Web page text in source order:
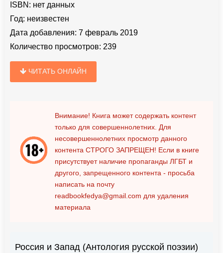
ISBN: нет данных
Год: неизвестен
Дата добавления: 7 февраль 2019
Количество просмотров: 239
ЧИТАТЬ ОНЛАЙН
Внимание! Книга может содержать контент
только для совершеннолетних. Для
несовершеннолетних просмотр данного
контента СТРОГО ЗАПРЕЩЕН! Если в книге
присутствует наличие пропаганды ЛГБТ и
другого, запрещенного контента - просьба
написать на почту
readbookfedya@gmail.com для удаления
материала
Россия и Запад (Антология русской поэзии)